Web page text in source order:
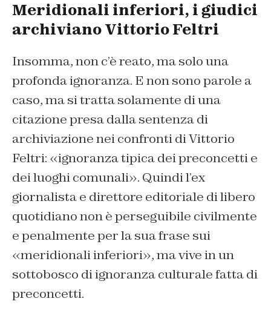
Meridionali inferiori, i giudici
archiviano Vittorio Feltri
Insomma, non c’è reato, ma solo una
profonda ignoranza. E non sono parole a
caso, ma si tratta solamente di una
citazione presa dalla sentenza di
archiviazione nei confronti di Vittorio
Feltri: «ignoranza tipica dei preconcetti e
dei luoghi comunali». Quindi l’ex
giornalista e direttore editoriale di libero
quotidiano non è perseguibile civilmente
e penalmente per la sua frase sui
«meridionali inferiori», ma vive in un
sottobosco di ignoranza culturale fatta di
preconcetti.